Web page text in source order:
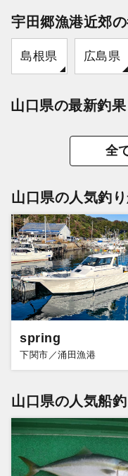
宇田郷漁港近郊
島根県 広島県
山口県の最新釣果
全
山口県の人気釣
spring
下関市／涌田漁港
山口県の人気船